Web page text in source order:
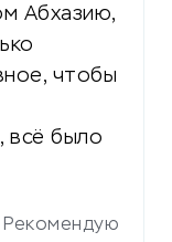
Абхазию,
чтобы
всё было
Рекомендую